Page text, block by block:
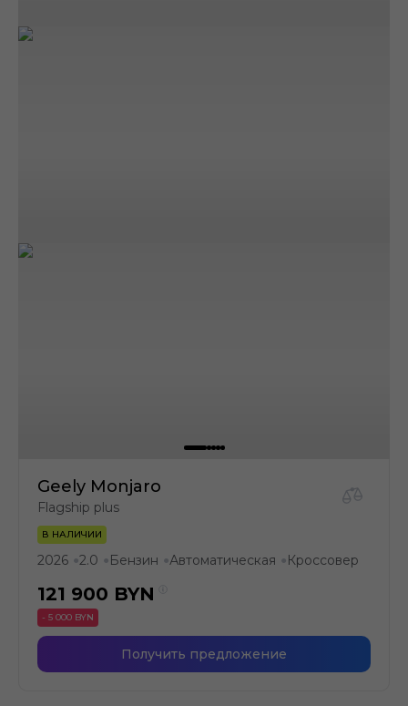
Geely Monjaro
Flagship plus
В НАЛИЧИИ
2026 ●2.0 ● Бензин ●Автоматическая ● Кроссовер
121 900 BYN
- 5 000 BYN
Получить предложение